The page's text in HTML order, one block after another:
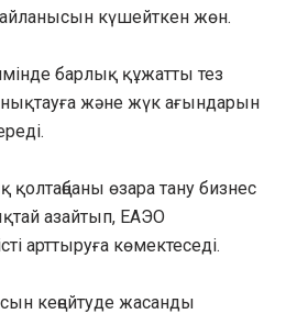
күшейткен жөн.
барлық құжатты тез
анықтауға және жүк ағындарын
өзара тану бизнес
азайтып, ЕАЭО
арттыруға көмектеседі.
кеңейтуде жасанды